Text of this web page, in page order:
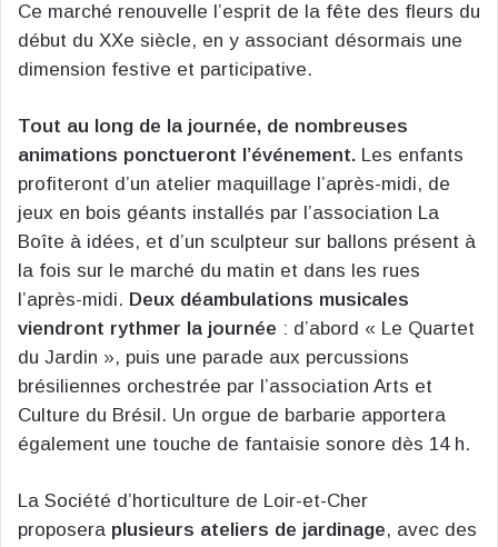
Ce marché renouvelle l’esprit de la fête des fleurs du
début du XXe siècle, en y associant désormais une
dimension festive et participative.
Tout au long de la journée, de nombreuses
animations ponctueront l’événement. Les enfants
profiteront d’un atelier maquillage l’après-midi, de
jeux en bois géants installés par l’association La
Boîte à idées, et d’un sculpteur sur ballons présent à
la fois sur le marché du matin et dans les rues
l’après-midi. Deux déambulations musicales
viendront rythmer la journée : d’abord « Le Quartet
du Jardin », puis une parade aux percussions
brésiliennes orchestrée par l’association Arts et
Culture du Brésil. Un orgue de barbarie apportera
également une touche de fantaisie sonore dès 14 h.
La Société d’horticulture de Loir-et-Cher
proposera plusieurs ateliers de jardinage, avec des